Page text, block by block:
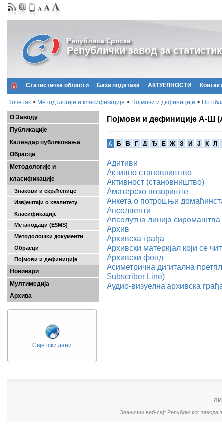
Република Српска
Републички завод за
Статистичке области Базa података АКТУЕЛНОСТИ Контакт
Почетак > Методологије и класификације > Појмови и дефиниције > По
О Заводу
Публикације
Календар публиковања
Обрасци
Методологије и
класификације
Знакови и скраћенице
Извјештаји о квалитету
Класификације
Метаподаци (ESMS)
Методолошки документи
Обрасци
Појмови и дефиниције
Новинари
Мултимедија
Архива
Свјетски дани
Појмови и дефиниције А-Ш
A Б В Г Д Ђ Е Ж З И Ј К Л
Адитиви
Активно становништво
Активност (становништво)
Аматерско позориште
Анкета о потрошњи
Апсолвенти
Апсолутна линија сиромаштва
Архив
Архивска грађа
Архивски материјал који се
Архивски фонд
Асиметрична дигитална
Subscriber Line)
Аудио-визуелна архивска
Званични веб-сајт Републичког